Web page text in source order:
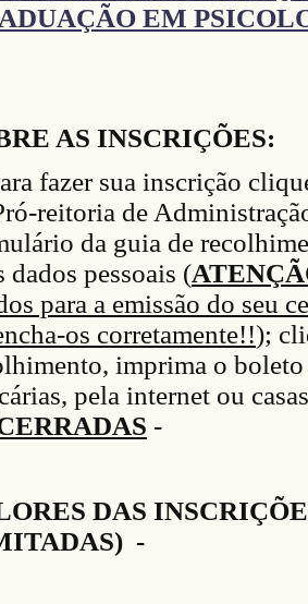
EM
AS INSCRIÇÕES:
fazer sua inscrição
ró-reitoria de Administraç
da guia de recolh
dados pessoais (
para a emissão do seu
os corretamente!!);
, imprima o bol
, pela internet ou
-
DAS
-